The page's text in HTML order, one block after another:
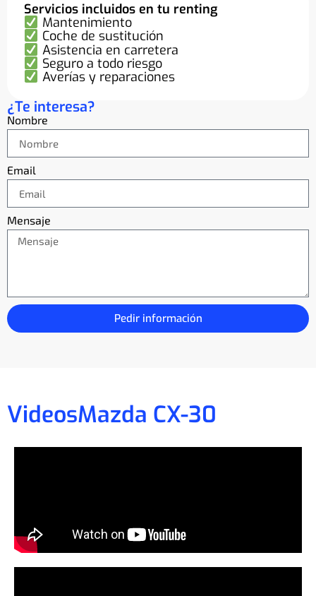
Servicios incluidos en tu renting
Mantenimiento
Coche de sustitución
Asistencia en carretera
Seguro a todo riesgo
Averías y reparaciones
¿Te interesa?
Nombre
Email
Mensaje
Pedir información
VideosMazda CX-30